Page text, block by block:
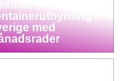
i
med